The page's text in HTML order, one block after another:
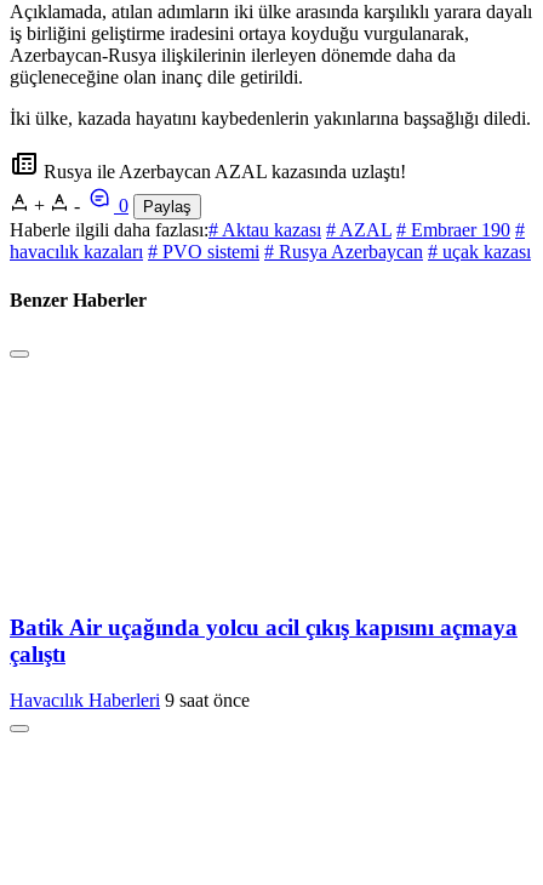
Açıklamada, atılan adımların iki ülke arasında karşılıklı yarara dayalı
iş birliğini geliştirme iradesini ortaya koyduğu vurgulanarak,
Azerbaycan-Rusya ilişkilerinin ilerleyen dönemde daha da
güçleneceğine olan inanç dile getirildi.
İki ülke, kazada hayatını kaybedenlerin yakınlarına başsağlığı diledi.
Rusya ile Azerbaycan AZAL kazasında uzlaştı!
+
- 0 Paylaş
Haberle ilgili daha fazlası:# Aktau kazası # AZAL # Embraer 190 #
havacılık kazaları # PVO sistemi # Rusya Azerbaycan # uçak kazası
Benzer Haberler
Batik Air uçağında yolcu acil çıkış kapısını açmaya
çalıştı
Havacılık Haberleri 9 saat önce